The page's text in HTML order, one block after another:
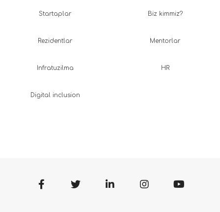
Startaplar
Rezidentlar
Infratuzilma
Digital inclusion
Biz kimmiz?
Mentorlar
HR